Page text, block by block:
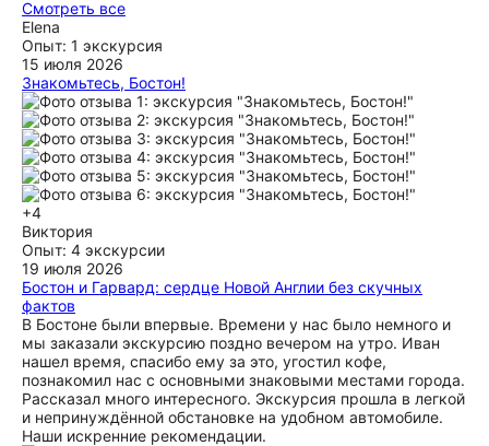
Смотреть все
Elena
Опыт: 1 экскурсия
15 июля 2026
Знакомьтесь, Бостон!
Мария, спасибо огомное за чудесно проведенный день в
Бостоне! Обязательно вернемся и продолжим узнавать
этот удивительный город с вами. Вся наша группа, включая
детей остались очень довольны и впечатлены. Мы
путешественники со стажем и все согласились, что это
была одна из лучший экскурсий. Хорошо поставленная
речь, прекрасно структурированная информация,
интересное изложение, академическая историческая база.
Просто здорово!
ещё
+4
Виктория
Опыт: 4 экскурсии
19 июля 2026
Бостон и Гарвард: сердце Новой Англии без скучных
фактов
В Бостоне были впервые. Времени у нас было немного и
мы заказали экскурсию поздно вечером на утро. Иван
нашел время, спасибо ему за это, угостил кофе,
познакомил нас с основными знаковыми местами города.
Рассказал много интересного. Экскурсия прошла в легкой
и непринуждённой обстановке на удобном автомобиле.
Наши искренние рекомендации.